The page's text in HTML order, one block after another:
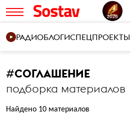
РАДИОБЛОГИСПЕЦПРОЕКТЫ
#СОГЛАШЕНИЕ
подборка материалов
Найдено 10 материалов